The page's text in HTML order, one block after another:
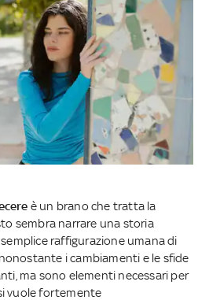
è un brano che tratta la
sembra narrare una storia
raffigurazione umana di
i cambiamenti e le sfide
ma sono elementi necessari per
vuole fortemente